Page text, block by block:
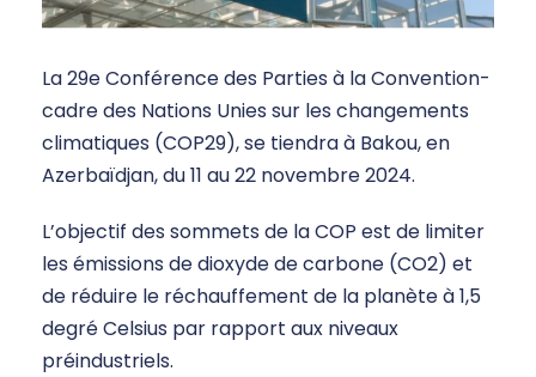
La 29e Conférence des Parties à la Convention-
cadre des Nations Unies sur les changements
climatiques (COP29), se tiendra à Bakou, en
Azerbaïdjan, du 11 au 22 novembre 2024.
L’objectif des sommets de la COP est de limiter
les émissions de dioxyde de carbone (CO2) et
de réduire le réchauffement de la planète à 1,5
degré Celsius par rapport aux niveaux
préindustriels.